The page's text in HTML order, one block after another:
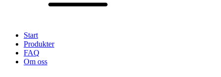
Start
Produkter
FAQ
Om oss